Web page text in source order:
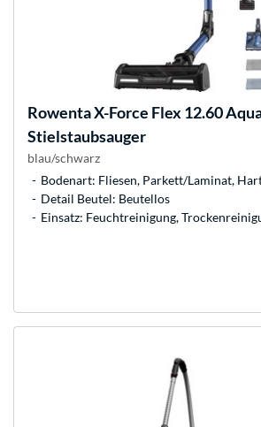
RowentaX-Force Flex 12.60
Stielstaubsauger
blau/schwarz
Bodenart: Fliesen, Parkett/Laminat,
Detail Beutel: Beutellos
Einsatz: Feuchtreinigung,